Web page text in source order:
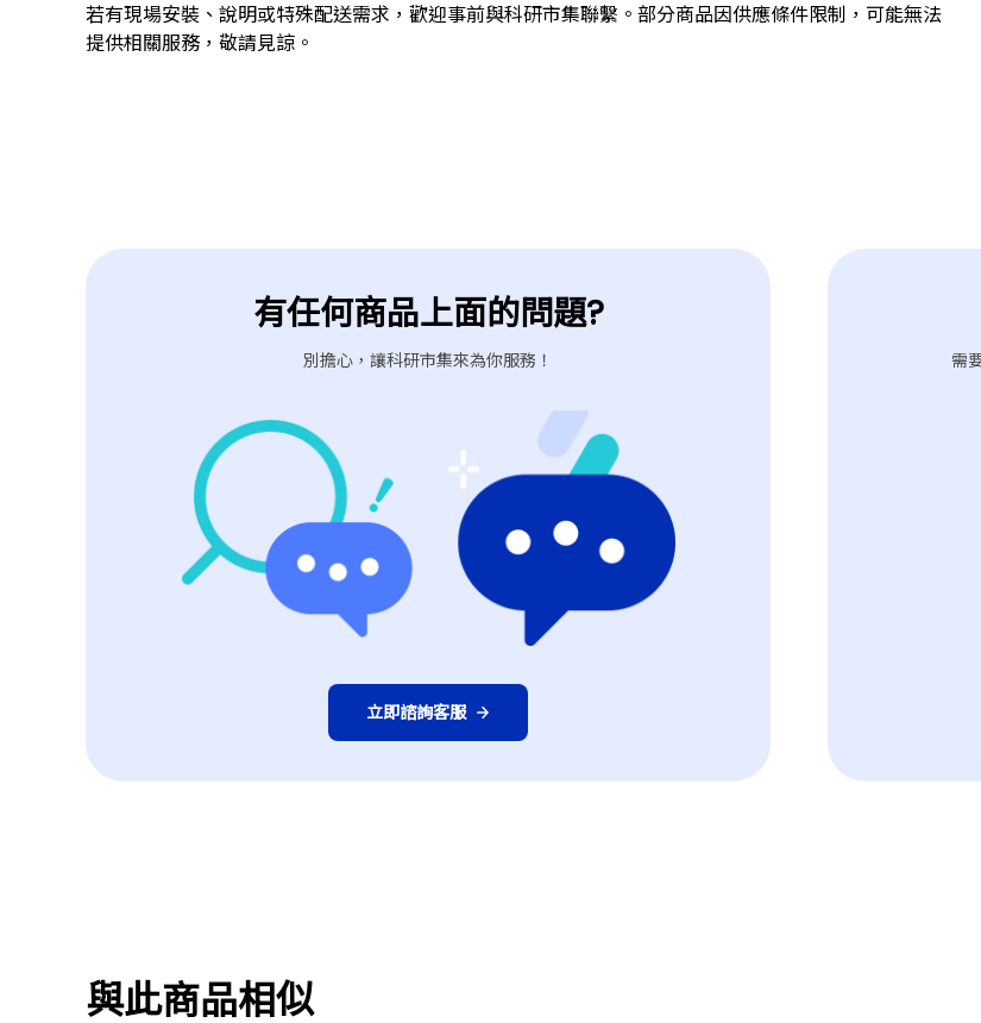
若有現場安裝、說明或特殊配送需求，歡迎事前與科研市集聯繫。部分商品因供應條件限制，可能無法
提供相關服務，敬請見諒。
有任何商品上面的問題?
別擔心，讓科研市集來為你服務！
立即諮詢客服
需
與此商品相似